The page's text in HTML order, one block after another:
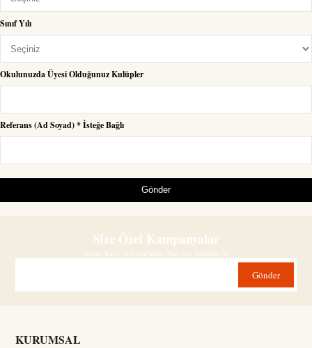
Sınıf Yılı
Okulunuzda Üyesi Olduğunuz Kulüpler
Referans (Ad Soyad) * İsteğe Bağlı
Gönder
Size Özel Kampanyalar
Hemen Kayıt Ol Fırsatlardan Önce Sen Haberdar Ol!
Gönder
KURUMSAL